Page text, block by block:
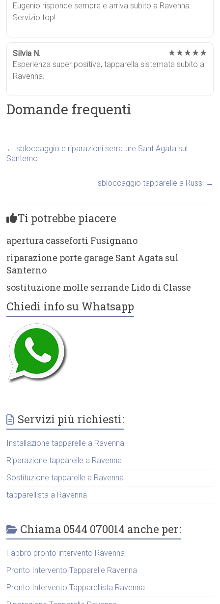
Eugenio risponde sempre e arriva subito a Ravenna.
Servizio top!
Silvia N. ★★★★★
Esperienza super positiva, tapparella sistemata subito a
Ravenna.
Domande frequenti
← sbloccaggio e riparazioni serrature Sant Agata sul
Santerno
sbloccaggio tapparelle a Russi →
Ti potrebbe piacere
apertura casseforti Fusignano
riparazione porte garage Sant Agata sul
Santerno
sostituzione molle serrande Lido di Classe
Chiedi info su Whatsapp
Servizi più richiesti:
Installazione tapparelle a Ravenna
Riparazione tapparelle a Ravenna
Sostituzione tapparelle a Ravenna
tapparellista a Ravenna
Chiama 0544 070014 anche per:
Fabbro pronto intervento Ravenna
Pronto Intervento Tapparelle Ravenna
Pronto Intervento Tapparellista Ravenna